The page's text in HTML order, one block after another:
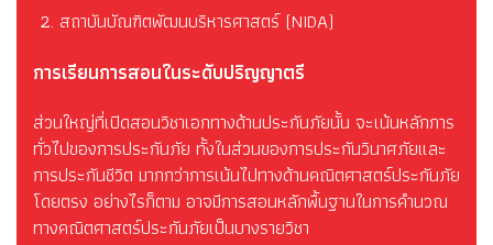
สถาบันบัณฑิตพัฒนบริหารศาสตร์ (NIDA)
การเรียนการสอนในระดับปริญญาตรี
ส่วนใหญ่ที่เปิดสอนวิชาเอกทางด้านประกันภัยนั้น จะเน้นหลักการ
ทั่วไปของการประกันภัย ทั้งในส่วนของการประกันวินาศภัยและ
การประกันชีวิต มากกว่าการเน้นไปทางด้านคณิตศาสตร์ประกันภัย
โดยตรง อย่างไรก็ตาม อาจมีการสอนหลักพื้นฐานในการคำนวณ
ทางคณิตศาสตร์ประกันภัยเป็นบางรายวิชา